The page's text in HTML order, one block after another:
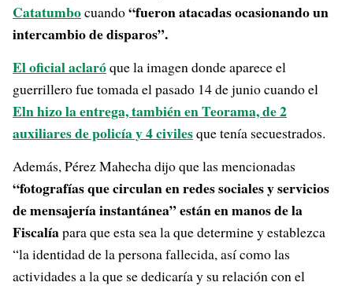
Catatumbocuando“fueron atacadas ocasionando un
intercambio de disparos”.
El oficial aclaróque la imagen donde aparece el
guerrillero fue tomada el pasado 14 de junio cuando el
Eln hizo la entrega, también en Teorama, de 2
auxiliares de policía y 4 civilesque tenía secuestrados.
Además, Pérez Mahecha dijo que las mencionadas
“fotografías que circulan en redes sociales y servicios
de mensajería instantánea” están en manos de la
Fiscalíapara que esta sea la que determine y establezca
“la identidad de la persona fallecida, así como las
actividades a la que se dedicaría y su relación con el